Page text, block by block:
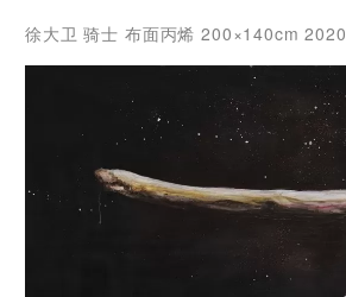
徐大卫 骑士 布面丙烯 200×140cm 2020